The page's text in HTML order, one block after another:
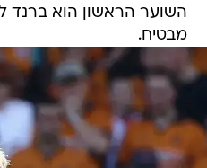
השוער הראשון הוא ברנד
מבטיח.